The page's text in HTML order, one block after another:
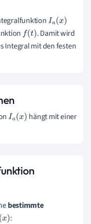
Ia(x)
f(t) . Damit wird
Integral mit den festen
Ia(x)
hängt mit einer
bestimmte
x) :